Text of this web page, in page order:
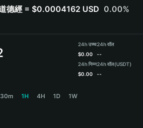
德經 = $0.0004162 USD 0.00%
24h उच्च
$0.00
24h निम्न
$0.00
24h वॉल
--
24h वॉल(USDT)
--
30m 1H 4H 1D 1W